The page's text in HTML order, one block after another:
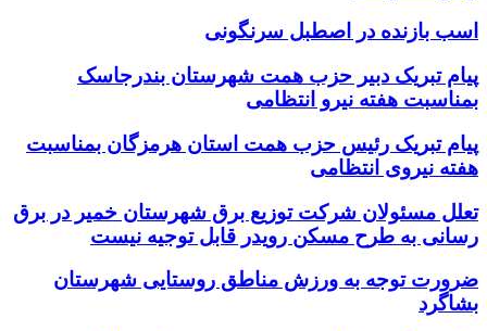
اسب بازنده در اصطبل سرنگونی
پیام تبریک دبیر حزب همت شهرستان بندرجاسک
بمناسبت هفته نیرو انتظامی
پیام تبریک رئیس حزب همت استان هرمزگان بمناسبت
هفته نیروی انتظامی
تعلل مسئولان شرکت توزیع برق شهرستان خمیر در برق
رسانی به طرح مسکن رویدر قابل توجیه نیست
ضرورت توجه به ورزش مناطق روستایی شهرستان
بشاگرد